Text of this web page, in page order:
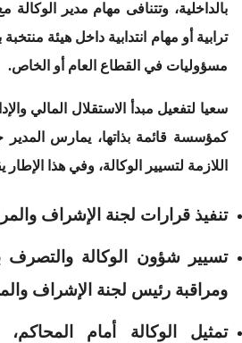
بالداخلية، وتتنافى مهام مدير
ترابية أو مهام انتدابية داخل هيئة
مسؤوليات في القطاع العام أو الخاص.
سعيا لتفعيل مبدأ الاستقلال المالي
كمؤسسة قائمة بذاتها، يمارس
اللازمة لتسيير الوكالة، وفي هذا الإطار
تنفيذ قرارات لجنة الإشراف
تسيير شؤون الوكالة
ومراقبة رئيس لجنة الإشراف
تمثيل الوكالة أمام